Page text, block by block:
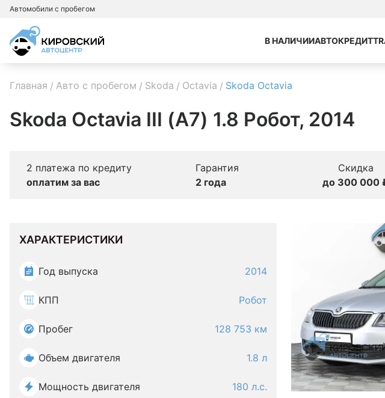
Автомобили с пробегом
В НАЛИЧИИАВТОКРЕДИТ
Главная Авто с пробегом Skoda Octavia Skoda Octavia
Skoda Octavia III (A7) 1.8 Робот, 2014
2 платежа по кредиту
оплатим за вас
Гарантия
2 года
Скидка
до 300 000
ХАРАКТЕРИСТИКИ
Год выпуска 2014
КПП Робот
Пробег 128 753 км
Объем двигателя 1.8 л
Мощность двигателя 180 л.с.